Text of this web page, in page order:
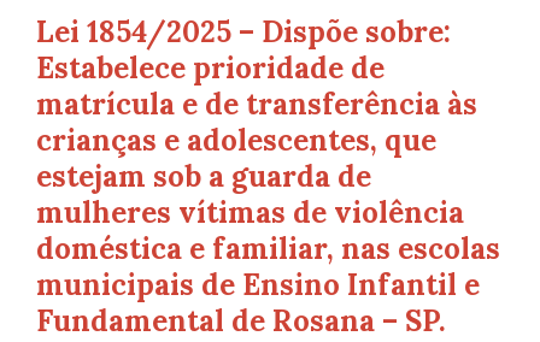
Lei 1854/2025 – Dispõe sobre:
Estabelece prioridade de
matrícula e de transferência às
crianças e adolescentes, que
estejam sob a guarda de
mulheres vítimas de violência
doméstica e familiar, nas escolas
municipais de Ensino Infantil e
Fundamental de Rosana – SP.